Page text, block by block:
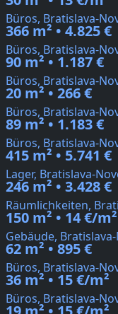
Büros, Bratislava-
366 m² • 4.825 €
Büros, Bratislava-
90 m² • 1.187 €
Büros, Bratislava-
20 m² • 266 €
Büros, Bratislava-
89 m² • 1.183 €
Büros, Bratislava-
415 m² • 5.741 €
Lager, Bratislava-
246 m² • 3.428 €
Räumlichkeiten,
150 m² • 14 €/m²
Gebäude,
62 m² • 895 €
Büros, Bratislava-
36 m² • 15 €/m²
Büros, Bratislava-